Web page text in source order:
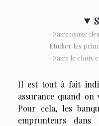
Faire usage
Étudier les
Faire le choix
Il est tout à fait
assurance quand
Pour cela, les
emprunteurs dans